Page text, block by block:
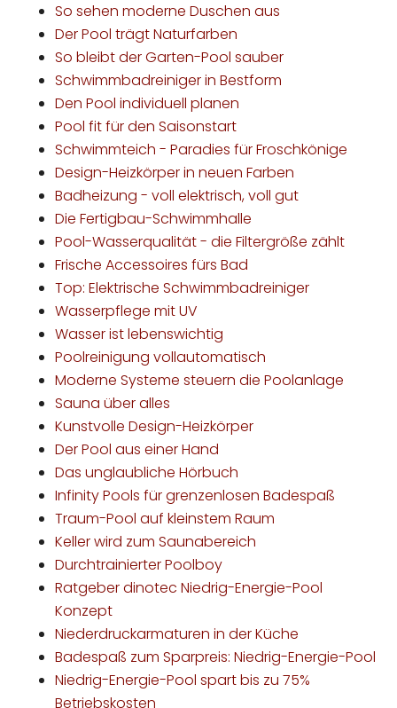
So sehen moderne Duschen aus
Der Pool trägt Naturfarben
So bleibt der Garten-Pool sauber
Schwimmbadreiniger in Bestform
Den Pool individuell planen
Pool fit für den Saisonstart
Schwimmteich - Paradies für Froschkönige
Design-Heizkörper in neuen Farben
Badheizung - voll elektrisch, voll gut
Die Fertigbau-Schwimmhalle
Pool-Wasserqualität - die Filtergröße zählt
Frische Accessoires fürs Bad
Top: Elektrische Schwimmbadreiniger
Wasserpflege mit UV
Wasser ist lebenswichtig
Poolreinigung vollautomatisch
Moderne Systeme steuern die Poolanlage
Sauna über alles
Kunstvolle Design-Heizkörper
Der Pool aus einer Hand
Das unglaubliche Hörbuch
Infinity Pools für grenzenlosen Badespaß
Traum-Pool auf kleinstem Raum
Keller wird zum Saunabereich
Durchtrainierter Poolboy
Ratgeber dinotec Niedrig-Energie-Pool
Konzept
Niederdruckarmaturen in der Küche
Badespaß zum Sparpreis: Niedrig-Energie-Pool
Niedrig-Energie-Pool spart bis zu 75%
Betriebskosten